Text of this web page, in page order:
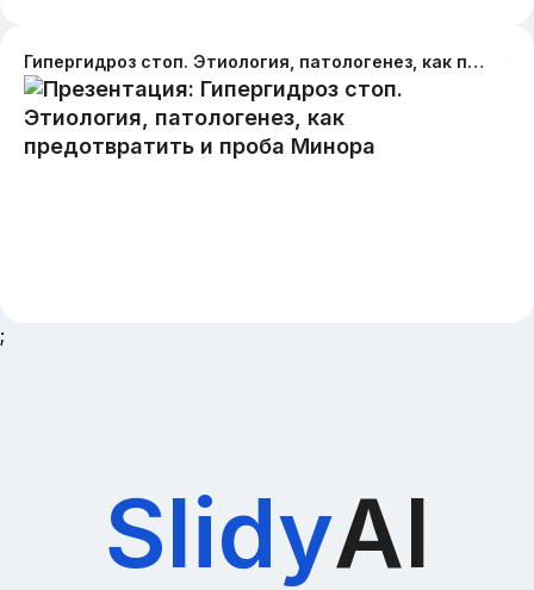
Гипергидроз стоп. Этиология, патологенез, как предотвратить и проба Минора
;
SlidyAI